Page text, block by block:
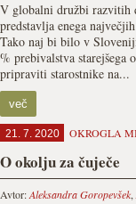
V globalni družbi razvitih
predstavlja enega
Tako naj bi bilo v
% prebivalstva starejšega
pripraviti starostnike na...
več
21. 7. 2020 OKROGLA
O okolju za čuječe
Avtor:Aleksandra Goropevšek,